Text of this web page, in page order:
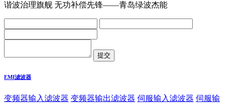
谐波治理旗舰 无功补偿先锋——青岛绿波杰能
EMI滤波器
变频器输入滤波器 变频器输出滤波器 伺服输入滤波器 伺服输